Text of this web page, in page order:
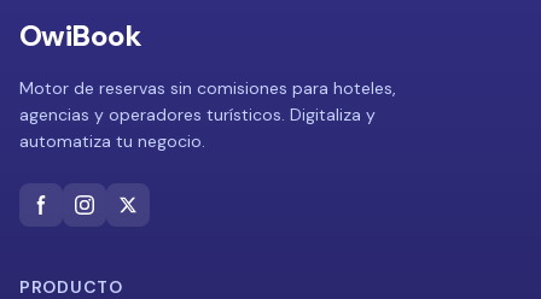
OwiBook
Motor de reservas sin comisiones para hoteles,
agencias y operadores turísticos. Digitaliza y
automatiza tu negocio.
PRODUCTO